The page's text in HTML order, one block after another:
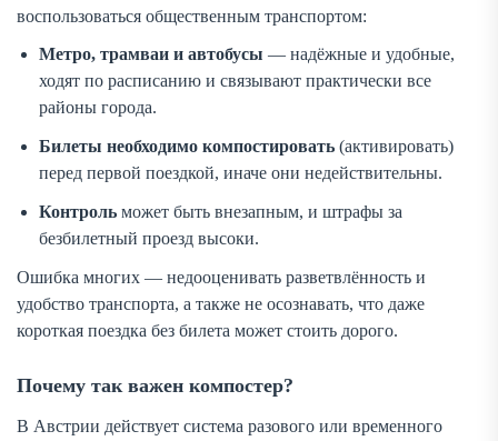
воспользоваться общественным транспортом:
Метро, трамваи и автобусы — надёжные и удобные,
ходят по расписанию и связывают практически все
районы города.
Билеты необходимо компостировать (активировать)
перед первой поездкой, иначе они недействительны.
Контроль может быть внезапным, и штрафы за
безбилетный проезд высоки.
Ошибка многих — недооценивать разветвлённость и
удобство транспорта, а также не осознавать, что даже
короткая поездка без билета может стоить дорого.
Почему так важен компостер?
В Австрии действует система разового или временного